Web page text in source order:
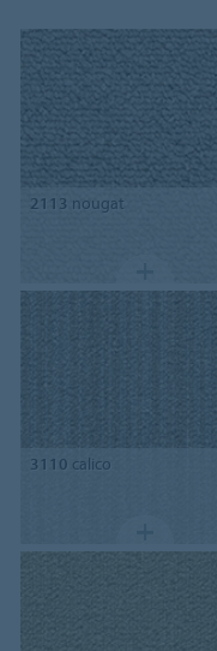
2113 nougat
3110 calico